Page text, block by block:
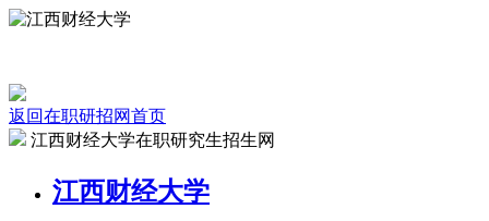
返回在职研招网首页
江西财经大学在职研究生招生网
江西财经大学